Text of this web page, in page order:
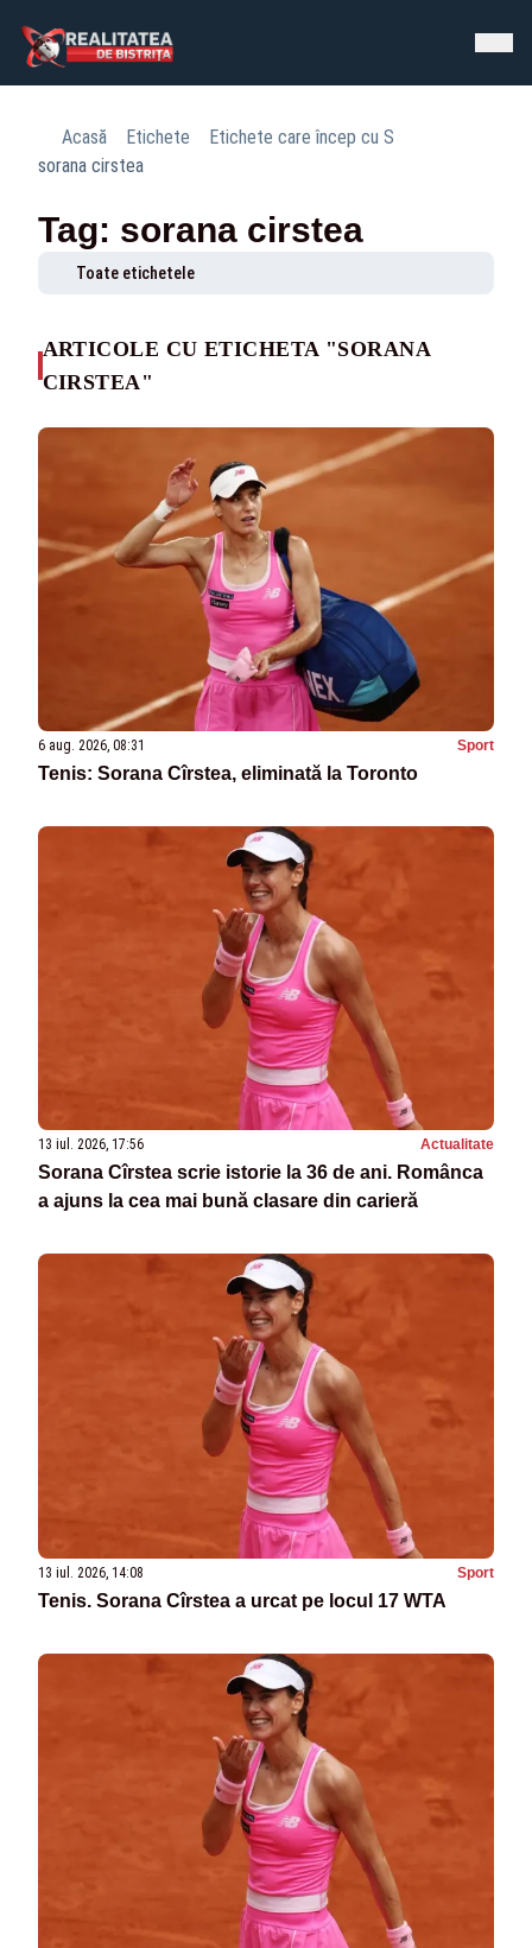
Acasă Etichete
Etichete care încep cu S
sorana cirstea
Tag: sorana cirstea
Toate etichetele
ARTICOLE CU ETICHETA "SORANA
CIRSTEA"
6 aug. 2026, 08:31 Sport
Tenis: Sorana Cîrstea, eliminată la Toronto
13 iul. 2026, 17:56 Actualitate
Sorana Cîrstea scrie istorie la 36 de ani. Românca
a ajuns la cea mai bună clasare din carieră
13 iul. 2026, 14:08 Sport
Tenis. Sorana Cîrstea a urcat pe locul 17 WTA